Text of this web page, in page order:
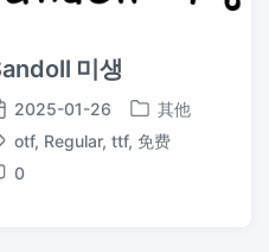
미생
2025-01-26
发
布
其他
otf, Regular,ttf, 免费
0